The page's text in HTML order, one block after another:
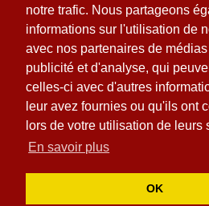
notre trafic. Nous partageons
informations sur l'utilisation de
avec nos partenaires de
publicité et d'analyse, qui
celles-ci avec d'autres
leur avez fournies ou qu'ils ont
lors de votre utilisation de leurs
En savoir plus
OK